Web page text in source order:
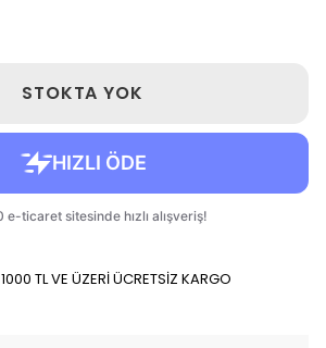
STOKTA YOK
1000 TL VE ÜZERİ ÜCRETSİZ KARGO